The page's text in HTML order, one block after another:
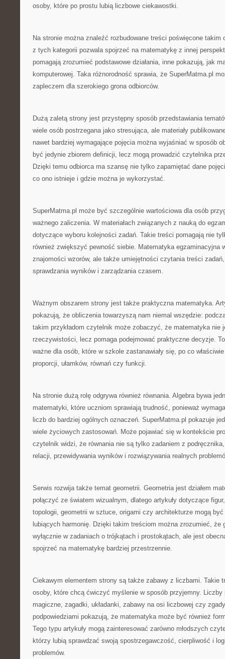
osoby, które po prostu lubią liczbowe ciekawostki.
Na stronie można znaleźć rozbudowane treści poświęcone takim
z tych kategorii pozwala spojrzeć na matematykę z innej
pomagają zrozumieć podstawowe działania, inne pokazują, jak
komputerowej. Taka różnorodność sprawia, że SuperMatma.pl
zapleczem dla szerokiego grona odbiorców.
Dużą zaletą strony jest przystępny sposób przedstawiania
wiele osób postrzegana jako stresująca, ale materiały
nawet bardziej wymagające pojęcia można wyjaśniać w sposób
być jedynie zbiorem definicji, lecz mogą prowadzić czytelnika
Dzięki temu odbiorca ma szansę nie tylko zapamiętać dane
co ono istnieje i gdzie można je wykorzystać.
SuperMatma.pl może być szczególnie wartościowa dla osób
ważnego zaliczenia. W materiałach związanych z nauką do
dotyczące wyboru kolejności zadań. Takie treści pomagają nie
również zwiększyć pewność siebie. Matematyka egzaminacyjna
znajomości wzorów, ale także umiejętności czytania treści
sprawdzania wyników i zarządzania czasem.
Ważnym obszarem strony jest także praktyczna matematyka.
pokazują, że obliczenia towarzyszą nam niemal wszędzie:
takim przykładom czytelnik może zobaczyć, że matematyka nie
rzeczywistości, lecz pomaga podejmować praktyczne decyzje.
ważne dla osób, które w szkole zastanawiały się, po co
proporcji, ułamków, równań czy funkcji.
Na stronie dużą rolę odgrywa również równania. Algebra bywa
matematyki, które uczniom sprawiają trudność, ponieważ
liczb do bardziej ogólnych oznaczeń. SuperMatma.pl pokazuje
wiele życiowych zastosowań. Może pojawiać się w kontekście
czytelnik widzi, że równania nie są tylko zadaniem z
relacji, przewidywania wyników i rozwiązywania realnych
Serwis rozwija także temat geometrii. Geometria jest działem
połączyć ze światem wizualnym, dlatego artykuły dotyczące
topologii, geometrii w sztuce, origami czy architekturze mogą
lubiących harmonię. Dzięki takim treściom można zrozumieć, że
wyłącznie w zadaniach o trójkątach i prostokątach, ale jest
spojrzeć na matematykę bardziej przestrzennie.
Ciekawym elementem strony są także zabawy z liczbami. Takie
osoby, które chcą ćwiczyć myślenie w sposób przyjemny.
magiczne, zagadki, układanki, zabawy na osi liczbowej czy
podpowiedziami pokazują, że matematyka może być również
Tego typu artykuły mogą zainteresować zarówno młodszych
którzy lubią sprawdzać swoją spostrzegawczość, cierpliwość i
problemów.